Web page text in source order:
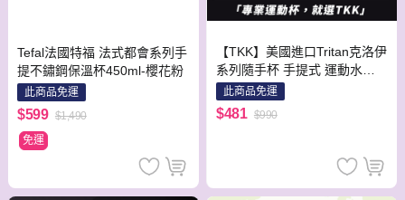
Tefal法國特福 法式都會系列手
提不鏽鋼保溫杯450ml-櫻花粉
此商品免運
$599 $1,490
免運
【TKK】美國進口Tritan克洛伊
系列隨手杯 手提式 運動水壺5
50ML(直飲口設計)隨機色
此商品免運
$481 $990